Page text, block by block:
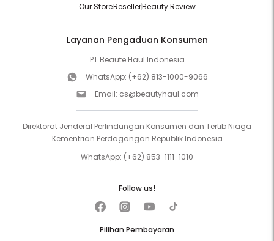
Our StoreResellerBeauty Review
Layanan Pengaduan Konsumen
PT Beaute Haul Indonesia
WhatsApp: (+62) 813-1000-9066
Email: cs@beautyhaul.com
Direktorat Jenderal Perlindungan Konsumen dan Tertib Niaga
Kementrian Perdagangan Republik Indonesia
WhatsApp: (+62) 853-1111-1010
Pilihan Pembayaran
Follow us!